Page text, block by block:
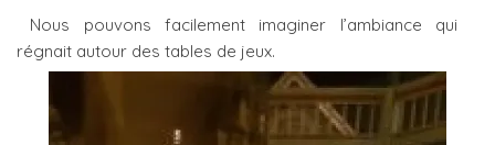
Nous pouvons facilement imaginer l’ambiance qui
régnait autour des tables de jeux.